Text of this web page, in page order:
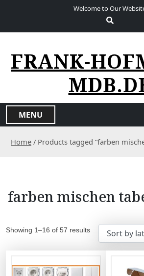
Welcome to Our
FRANK-
MENU
Home / Products tagged “farben
farben mischen
Showing 1–16 of 57 results